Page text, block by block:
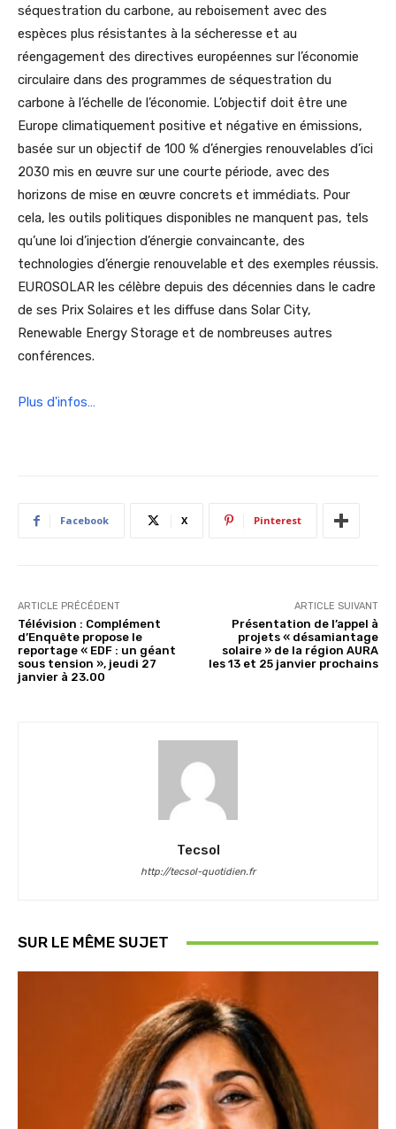
séquestration du carbone, au reboisement avec des
espèces plus résistantes à la sécheresse et au
réengagement des directives européennes sur l’économie
circulaire dans des programmes de séquestration du
carbone à l’échelle de l’économie. L’objectif doit être une
Europe climatiquement positive et négative en émissions,
basée sur un objectif de 100 % d’énergies renouvelables d’ici
2030 mis en œuvre sur une courte période, avec des
horizons de mise en œuvre concrets et immédiats. Pour
cela, les outils politiques disponibles ne manquent pas, tels
qu’une loi d’injection d’énergie convaincante, des
technologies d’énergie renouvelable et des exemples réussis.
EUROSOLAR les célèbre depuis des décennies dans le cadre
de ses Prix Solaires et les diffuse dans Solar City,
Renewable Energy Storage et de nombreuses autres
conférences.
Plus d'infos…
Facebook X Pinterest
ARTICLE PRÉCÉDENT
Télévision : Complément
d’Enquête propose le
reportage « EDF : un géant
sous tension », jeudi 27
janvier à 23.00
ARTICLE SUIVANT
Présentation de l’appel à
projets « désamiantage
solaire » de la région AURA
les 13 et 25 janvier prochains
Tecsol
http://tecsol-quotidien.fr
SUR LE MÊME SUJET